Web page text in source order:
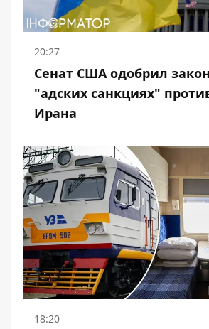
20:27
Сенат США одобрил
"адских санкциях"
Ирана
18:20